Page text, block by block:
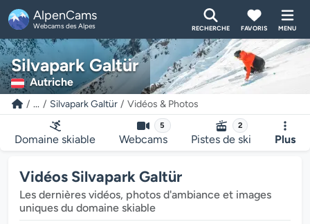
AlpenCams
Webcams des Alpes RECHERCHE FAVORIS MENU
Silvapark Galtür
Autriche
... Silvapark Galtür Vidéos & Photos
Domaine skiable
5
Webcams
2
Pistes de ski Plus
Vidéos Silvapark Galtür
Les dernières vidéos, photos d'ambiance et images
uniques du domaine skiable